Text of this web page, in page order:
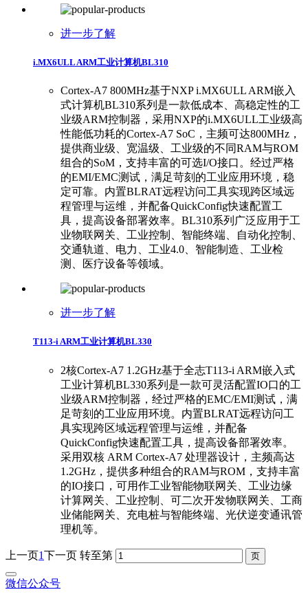
进一步了解
i.MX6ULL ARM工业计算机BL310
Cortex-A7 800MHz基于NXP i.MX6ULL ARM嵌入
式计算机BL310系列是一款低成本、高稳定性的工
业级ARM控制器，采用‌NXP的i.MX6ULL工业级高
性能低功耗的Cortex-A7 SoC，主频可达800MHz‌‌，
提供商业级、宽温级、工业级的不同RAM与ROM
组合的SoM，支持丰富的可选I/O接口。经过严格
的EMI/EMC测试，满足苛刻的工业应用环境，稳
定可靠。内置BLRAT远程访问工具实现跨区域远
程管理与运维，并配备QuickConfig快速配置工
具，提高设备部署效率。BL310系列广泛应用于工
业物联网关、工业控制、智能终端、自动化控制、
交通轨道、电力、工业4.0、智能制造、工业检
测、医疗设备等领域。
进一步了解
T113-i ARM工业计算机BL330
2核Cortex-A7 1.2GHz基于全志T113-i ARM嵌入式
工业计算机BL330系列是一款可灵活配置IO口的工
业级ARM控制器，经过严格的EMC/EMI测试，满
足苛刻的工业应用环境。内置BLRAT远程访问工
具实现跨区域远程管理与运维，并配备
QuickConfig快速配置工具，提高设备部署效率。
采用双核 ARM Cortex-A7 处理器设计，主频高达
1.2GHz，提供多种组合的RAM与ROM，支持丰富
的IO接口，可用作工业智能物联网关、工业边缘
计算网关、工业控制、可二次开发物联网关、工商
业储能网关、充电桩与智能终端、光伏逆变通讯管
理机等。
上一页1下一页 转至第
微信公众号